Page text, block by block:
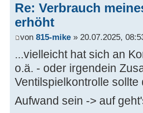
Re: Verbrauch
erhöht
von 815-mike » 20.07.2025,
...vielleicht hat sich an
o.ä. - oder irgendein
Ventilspielkontrolle
Aufwand sein -> auf